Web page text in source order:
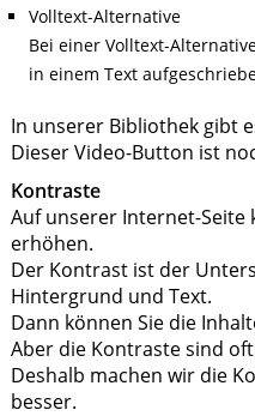
Volltext-Alternative
Bei einer Volltext-
in einem Text
In unserer Bibliothek gibt
Dieser Video-Button ist
Kontraste
Auf unserer Internet-Seite
erhöhen.
Der Kontrast ist der
Hintergrund und Text.
Dann können Sie die
Aber die Kontraste sind oft
Deshalb machen wir die
besser.